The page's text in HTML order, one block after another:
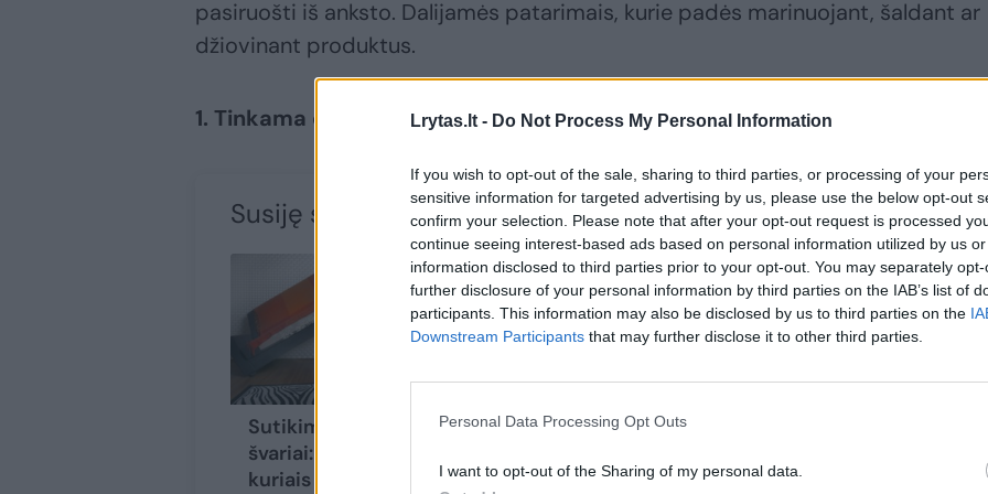
Lrytas.lt - Do Not Process My Personal Information
If you wish to opt-out of the sale, sharing to third parties, or processing of your
sensitive information for targeted advertising by us, please use the below opt-out
confirm your selection. Please note that after your opt-out request is processed
continue seeing interest-based ads based on personal information utilized by us
information disclosed to third parties prior to your opt-out. You may separately
further disclosure of your personal information by third parties on the IAB’s list of
participants. This information may also be disclosed by us to third parties on the
Downstream Participants that may further disclose it to other third parties.
Personal Data Processing Opt Outs
I want to opt-out of the Sharing of my personal data.
pasiruošti iš anksto. Dalijamės patarimais, kurie padės marinuojant, šaldant ar
džiovinant produktus.
1. Tinkama druska
Susiję straipsniai
Sutikime rudenį
švariai: 8 dalykai,
kuriais turite
„Iki“ lojalumo
parsisiuntė 1 mln.
visapusiškai: nuo